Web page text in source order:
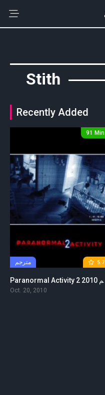
Stith
Recently Added
5.7 مترجم
91 Min
Paranormal Activity 2 2010 مترجم
Oct. 20, 2010